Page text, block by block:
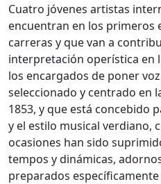
Cuatro jóvenes artistas
encuentran en los primeros
carreras y que van a
interpretación operística en
los encargados de poner
seleccionado y centrado en
1853, y que está concebido
y el estilo musical verdiano,
ocasiones han sido
tempos y dinámicas,
preparados